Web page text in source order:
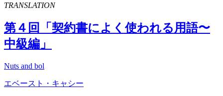
TRANSLATION
第４回「契約書によく使われる用語〜
中級編」
Nuts and bol
エベースト・キャシー